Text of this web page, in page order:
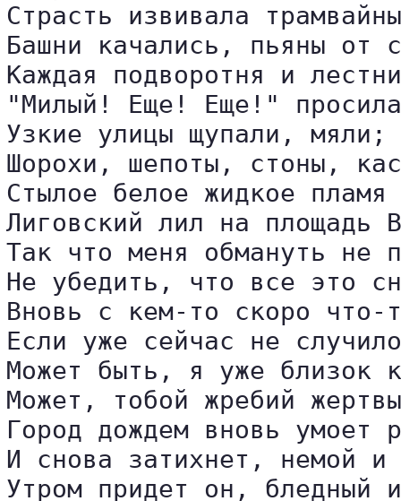
Страсть извивала
Башни качались, пьяны от
Каждая подворотня и
"Милый! Еще! Еще!"
Узкие улицы щупали, мяли;
Шорохи, шепоты, стоны,
Стылое белое жидкое пламя
Лиговский лил на площадь
Так что меня обмануть не
Не убедить, что все это
Вновь с кем-то скоро что-
Если уже сейчас не
Может быть, я уже близок
Может, тобой жребий
Город дождем вновь умоет
И снова затихнет, немой и
Утром придет он, бледный